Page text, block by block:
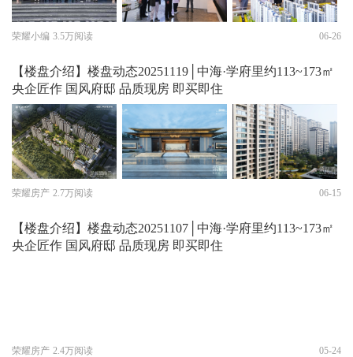
荣耀小编 3.5万阅读 06-26
【楼盘介绍】楼盘动态20251119│中海·学府里约113~173㎡
央企匠作 国风府邸 品质现房 即买即住
荣耀房产 2.7万阅读 06-15
【楼盘介绍】楼盘动态20251107│中海·学府里约113~173㎡
央企匠作 国风府邸 品质现房 即买即住
荣耀房产 2.4万阅读 05-24